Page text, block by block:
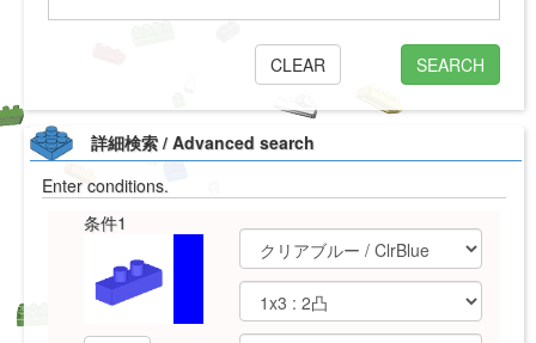
SEARCH
CLEAR
詳細検索 / Advanced search
Enter conditions.
条件1